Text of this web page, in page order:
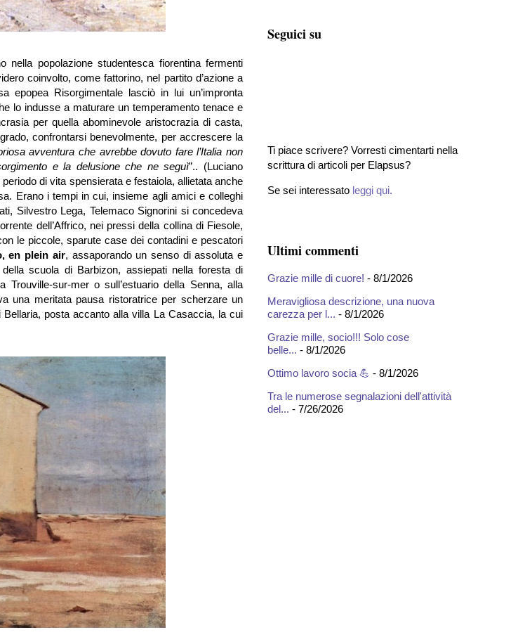
popolazione studentesca fiorentina fermenti
coinvolto, come fattorino, nel partito d’azione a
epopea Risorgimentale lasciò in lui un’impronta
lo indusse a maturare un temperamento tenace e
per quella abominevole aristocrazia di casta,
confrontarsi benevolmente, per accrescere la
avventura che avrebbe dovuto fare l’Italia non
e la delusione che ne seguì”.. (Luciano
di vita spensierata e festaiola, allietata anche
Erano i tempi in cui, insieme agli amici e colleghi
Silvestro Lega, Telemaco Signorini si concedeva
dell’Affrico, nei pressi della collina di Fiesole,
le piccole, sparute case dei contadini e pescatori
en plein air, assaporando un senso di assoluta e
scuola di Barbizon, assiepati nella foresta di
Trouville-sur-mer o sull’estuario della Senna, alla
una meritata pausa ristoratrice per scherzare un
Bellaria, posta accanto alla villa La Casaccia, la cui
Seguici su
Ti piace scrivere? Vorresti cimentarti nella
scrittura di articoli per Elapsus?
Se sei interessato leggi qui.
Ultimi commenti
Grazie mille di cuore! - 8/1/2026
Meravigliosa descrizione, una nuova
carezza per l... - 8/1/2026
Grazie mille, socio!!! Solo cose
belle... - 8/1/2026
Ottimo lavoro socia 💪 - 8/1/2026
Tra le numerose segnalazioni dell'attività
del... - 7/26/2026